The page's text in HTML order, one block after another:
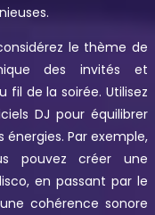
le thème de
des invités et
fil de la soirée. Utilisez
DJ pour équilibrer
Par exemple,
pouvez créer une
en passant par le
cohérence sonore